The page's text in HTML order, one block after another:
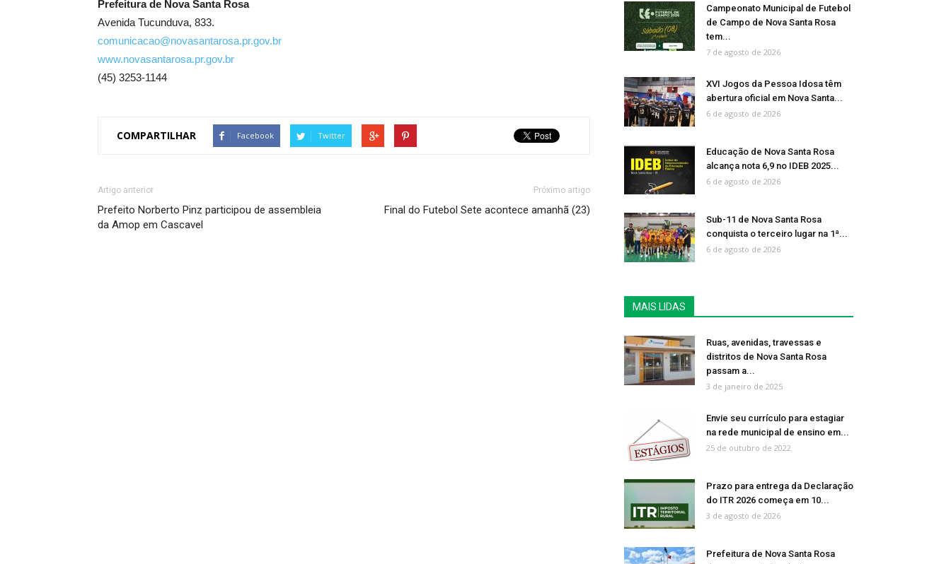
Prefeitura de Nova Santa Rosa
Avenida Tucunduva, 833.
comunicacao@novasantarosa.pr.gov.br
www.novasantarosa.pr.gov.br
(45) 3253-1144
COMPARTILHAR Facebook Twitter
Artigo anterior
Prefeito Norberto Pinz participou de assembleia
da Amop em Cascavel
Próximo artigo
Final do Futebol Sete acontece amanhã (23)
Campeonato Municipal de Futebol
de Campo de Nova Santa Rosa
tem...
7 de agosto de 2026
XVI Jogos da Pessoa Idosa têm
abertura oficial em Nova Santa...
6 de agosto de 2026
Educação de Nova Santa Rosa
alcança nota 6,9 no IDEB 2025...
6 de agosto de 2026
Sub-11 de Nova Santa Rosa
conquista o terceiro lugar na 1ª...
6 de agosto de 2026
MAIS LIDAS
Ruas, avenidas, travessas e
distritos de Nova Santa Rosa
passam a...
3 de janeiro de 2025
Envie seu currículo para estagiar
na rede municipal de ensino em...
25 de outubro de 2022
Prazo para entrega da Declaração
do ITR 2026 começa em 10...
3 de agosto de 2026
Prefeitura de Nova Santa Rosa